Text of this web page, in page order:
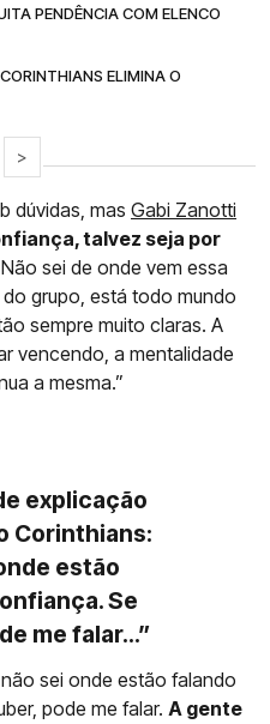
PENDÊNCIA COM ELENCO
ELIMINA O
>
dúvidas, mas Gabi Zanotti
talvez seja por
Não sei de onde vem essa
grupo, está todo mundo
sempre muito claras. A
vencendo, a mentalidade
a mesma.”
explicação
Corinthians:
estão
Se
me falar...”
sei onde estão falando
pode me falar. A gente